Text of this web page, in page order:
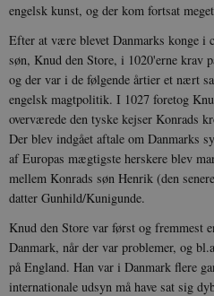
engelsk kunst, og der kom fortsat
Efter at være blevet Danmarks konge i
søn, Knud den Store, i 1020'erne krav
og der var i de følgende årtier et nært
engelsk magtpolitik. I 1027 foretog
overværede den tyske kejser Konrads
Der blev indgået aftale om Danmarks
af Europas mægtigste herskere blev
mellem Konrads søn Henrik (den
datter Gunhild/Kunigunde.
Knud den Store var først og fremmest
Danmark, når der var problemer, og
på England. Han var i Danmark flere
internationale udsyn må have sat sig